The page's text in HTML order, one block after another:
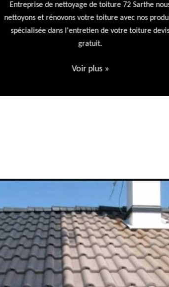
toiture 72 Sarthe nous
toiture avec nos produits
de votre toiture devis
Sarthe nous
conservent